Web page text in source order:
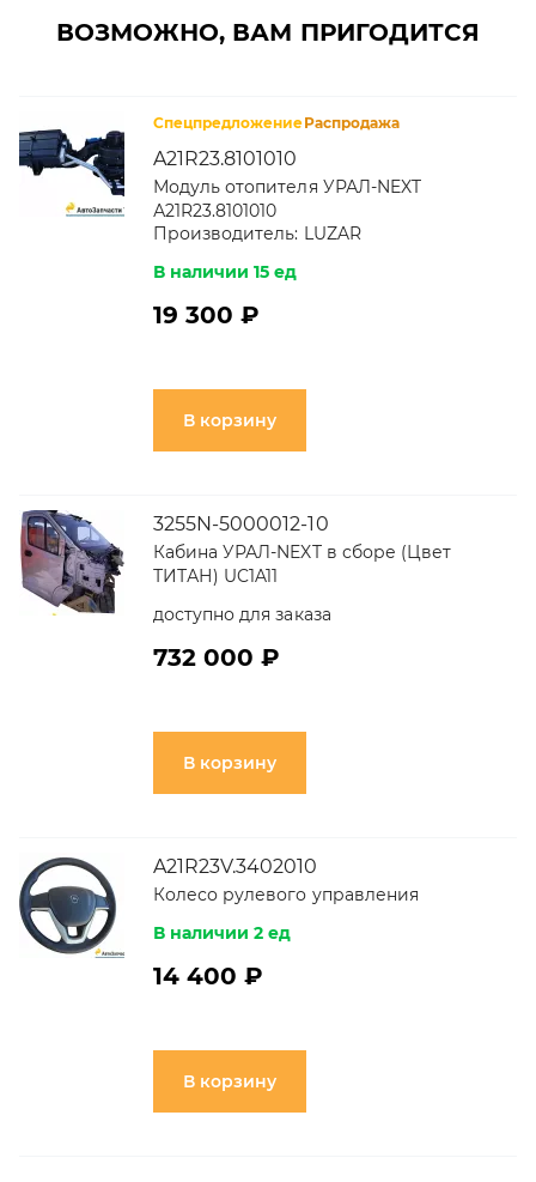
ВОЗМОЖНО, ВАМ ПРИГОДИТСЯ
СпецпредложениеРаспродажа
A21R23.8101010
Модуль отопителя УРАЛ-NEXT
А21R23.8101010
Производитель: LUZAR
В наличии 15 ед
19 300 ₽
В корзину
3255N-5000012-10
Кабина УРАЛ-NEXT в сборе (Цвет
ТИТАН) UC1A11
доступно для заказа
732 000 ₽
В корзину
A21R23V.3402010
Колесо рулевого управления
В наличии 2 ед
14 400 ₽
В корзину